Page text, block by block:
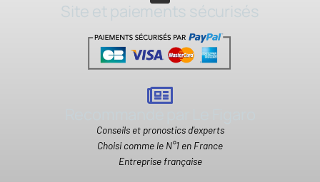
Site et paiements sécurisés
Conseils et pronostics d'experts
Choisi comme le N°1 en France
Entreprise française